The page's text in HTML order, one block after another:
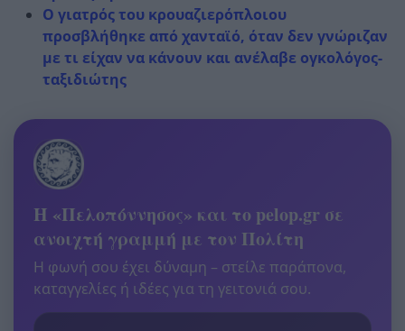
Ο γιατρός του κρουαζιερόπλοιου
προσβλήθηκε από χανταϊό, όταν δεν γνώριζαν
με τι είχαν να κάνουν και ανέλαβε ογκολόγος-
ταξιδιώτης
Η «Πελοπόννησος» και το pelop.gr σε
ανοιχτή γραμμή με τον Πολίτη
Η φωνή σου έχει δύναμη – στείλε παράπονα,
καταγγελίες ή ιδέες για τη γειτονιά σου.